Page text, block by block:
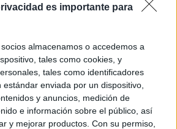
es importante para
almacenamos o accedemos a
tales como cookies, y
tales como identificadores
enviada por un dispositivo,
y anuncios, medición de
e información sobre el público, así
y mejorar productos. Con su permiso,